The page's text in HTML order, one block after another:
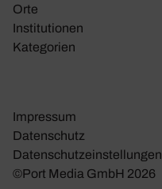
Orte
Insti­tu­tionen
Kate­go­rien
©Port Media GmbH 2026
Impressum
Daten­schutz
Daten­schutz­ein­stel­lungen